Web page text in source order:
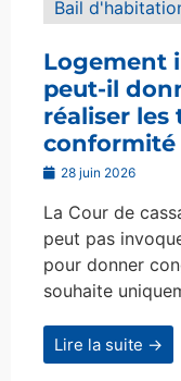
Bail
Logement
peut-il
réaliser les
conformité
28 juin 2026
La Cour de
peut pas
pour donner
souhaite
Lire la suite →